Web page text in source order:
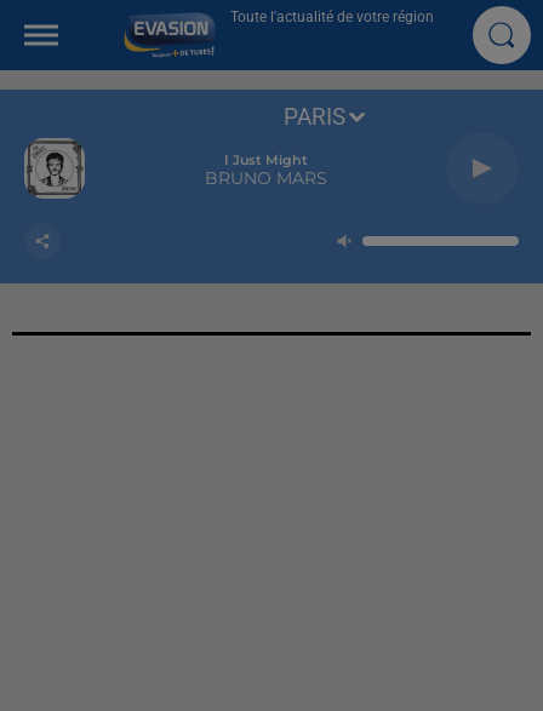
Toute l'actualité de votre région
I Just Might
BRUNO MARS
PARIS